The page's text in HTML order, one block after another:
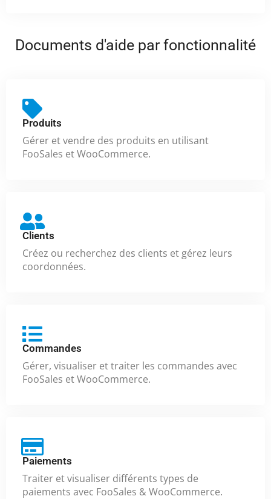
Documents d'aide par fonctionnalité
Produits
Gérer et vendre des produits en utilisant
FooSales et WooCommerce.
Clients
Créez ou recherchez des clients et gérez leurs
coordonnées.
Commandes
Gérer, visualiser et traiter les commandes avec
FooSales et WooCommerce.
Paiements
Traiter et visualiser différents types de
paiements avec FooSales & WooCommerce.